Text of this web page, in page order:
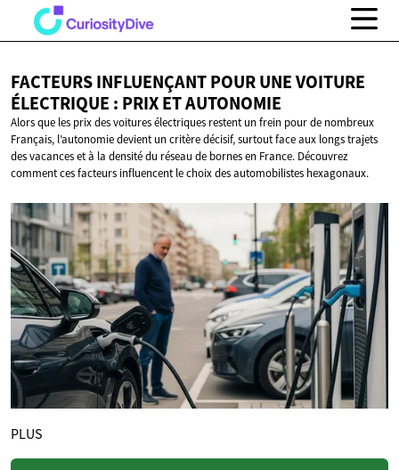
FACTEURS INFLUENÇANT POUR UNE VOITURE
ÉLECTRIQUE : PRIXET AUTONOMIE
Alors que les prix des voitures électriques restent un frein pour de nombreux
Français, l’autonomie devient un critère décisif, surtout face aux longs trajets
des vacances et à la densité du réseau de bornes en France. Découvrez
comment ces facteurs influencent le choix des automobilistes hexagonaux.
PLUS